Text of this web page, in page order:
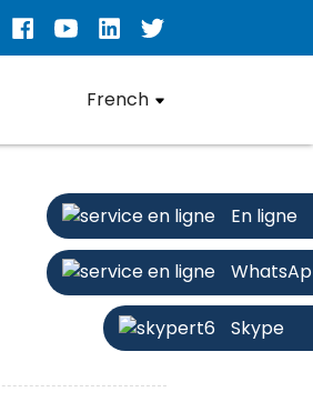
French
En ligne
Skype